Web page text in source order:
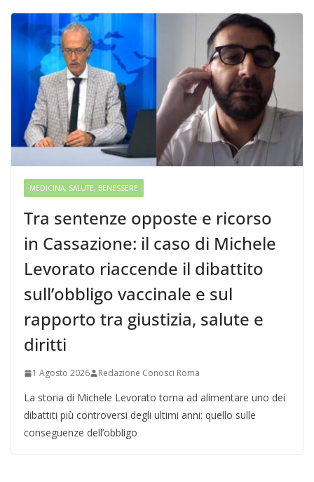
MEDICINA, SALUTE, BENESSERE
Tra sentenze opposte e ricorso
in Cassazione: il caso di Michele
Levorato riaccende il dibattito
sull’obbligo vaccinale e sul
rapporto tra giustizia, salute e
diritti
1 Agosto 2026 Redazione Conosci Roma
La storia di Michele Levorato torna ad alimentare uno dei
dibattiti più controversi degli ultimi anni: quello sulle
conseguenze dell’obbligo